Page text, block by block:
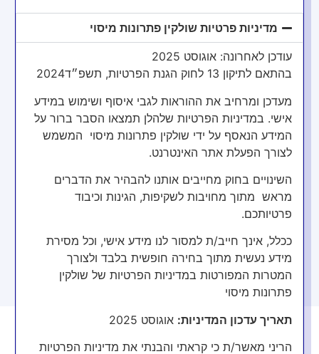
מעל 5000
דוחות שהוגשו
מעל 15
שנות ניסיון
מדיניות פרטיות שולקין פתרונות מיסוי
עודכן לאחרונה: אוגוסט 2025
בהתאם לתיקון 13 לחוק הגנת הפרטיות, תשפ״ד2024
מעדכן ומרחיב את ההוראות לגבי איסוף ושימוש במידע
אישי. במדיניות הפרטיות שלהלן תמצאו הסבר ברור על
המידע הנאסף על ידי שולקין פתרונות מיסוי המשמש
לצורך הפעלת אתר האינטרנט.
השינויים בחוק מחייבים אותנו להבהיר את הדברים
מראש מתוך מחויבות לשקיפות, הגינות וכיבוד
פרטיותכם.
ככלל, אינך חייב/ת למסור לנו מידע אישי, וכל מסירת
מידע נעשית מתוך בחירה חופשית בלבד ולצורך
המטרות המפורטות במדיניות הפרטיות של שולקין
פתרונות מיסוי
תאריך עדכון המדיניות: אוגוסט 2025
הריני מאשר/ת כי קראתי והבנתי את מדיניות הפרטיות